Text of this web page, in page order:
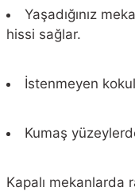
Yaşadığınız
hissi sağlar.
İstenmeyen
Kumaş
Kapalı mekanlarda